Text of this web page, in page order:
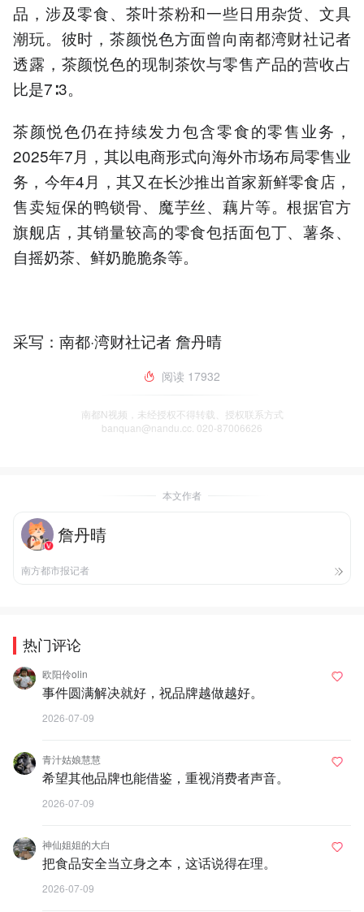
品，涉及零食、茶叶茶粉和一些日用杂货、文具
潮玩。彼时，茶颜悦色方面曾向南都湾财社记者
透露，茶颜悦色的现制茶饮与零售产品的营收占
比是7∶3。
茶颜悦色仍在持续发力包含零食的零售业务，
2025年7月，其以电商形式向海外市场布局零售业
务，今年4月，其又在长沙推出首家新鲜零食店，
售卖短保的鸭锁骨、魔芋丝、藕片等。根据官方
旗舰店，其销量较高的零食包括面包丁、薯条、
自摇奶茶、鲜奶脆脆条等。
采写：南都·湾财社记者 詹丹晴
阅读 17932
南都N视频，未经授权不得转载、授权联系方式
banquan@nandu.cc. 020-87006626
本文作者
詹丹晴
南方都市报记者
热门评论
欧阳伶olin
事件圆满解决就好，祝品牌越做越好。
2026-07-09
青汁姑娘慧慧
希望其他品牌也能借鉴，重视消费者声音。
2026-07-09
神仙姐姐的大白
把食品安全当立身之本，这话说得在理。
2026-07-09